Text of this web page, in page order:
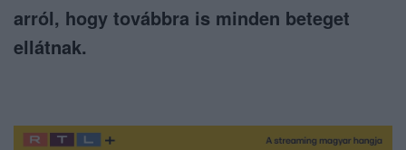
arról, hogy továbbra is minden beteget
ellátnak.